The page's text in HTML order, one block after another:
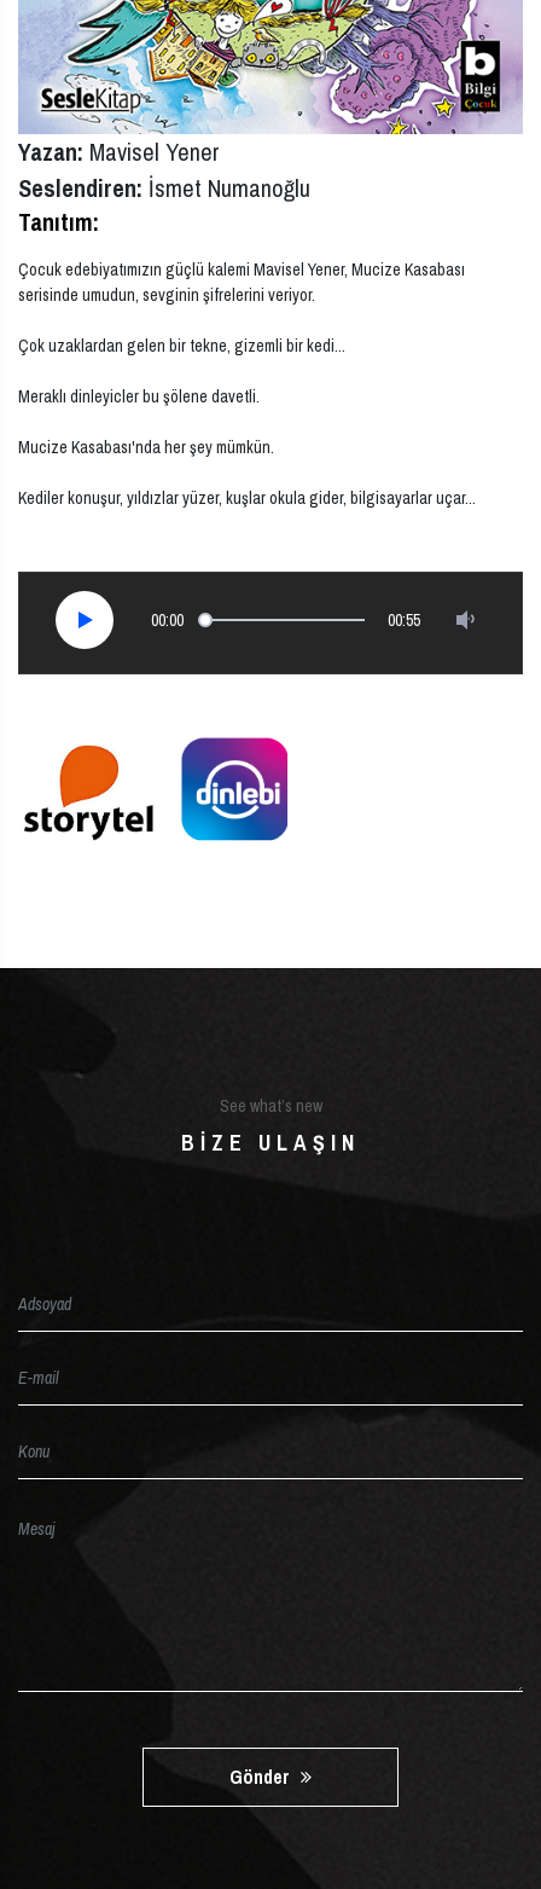
Yazan: Mavisel Yener
Seslendiren: İsmet Numanoğlu
Tanıtım:
Çocuk edebiyatımızın güçlü kalemi Mavisel Yener, Mucize Kasabası
serisinde umudun, sevginin şifrelerini veriyor.
Çok uzaklardan gelen bir tekne, gizemli bir kedi...
Meraklı dinleyicler bu şölene davetli.
Mucize Kasabası'nda her şey mümkün.
Kediler konuşur, yıldızlar yüzer, kuşlar okula gider, bilgisayarlar uçar...
00:00 00:55
See what’s new
BIZE ULAŞIN
Gönder